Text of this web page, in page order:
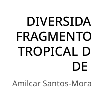
TROPICAL
Amilcar Santos-